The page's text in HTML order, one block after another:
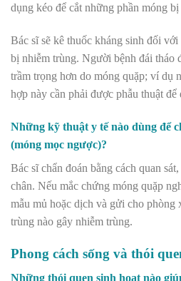
dụng kéo để cắt những phần móng bị
Bác sĩ sẽ kê thuốc kháng sinh đối
bị nhiễm trùng. Người bệnh đái tháo
trầm trọng hơn do móng quặp; ví dụ
hợp này cần phải được phẫu thuật để
Những kỹ thuật y tế nào dùng để
(móng mọc ngược)?
Bác sĩ chẩn đoán bằng cách quan
chân. Nếu mắc chứng móng quặp
mẫu mủ hoặc dịch và gửi cho phòng
trùng nào gây nhiễm trùng.
Phong cách sống và thói
Những thói quen sinh hoạt nào